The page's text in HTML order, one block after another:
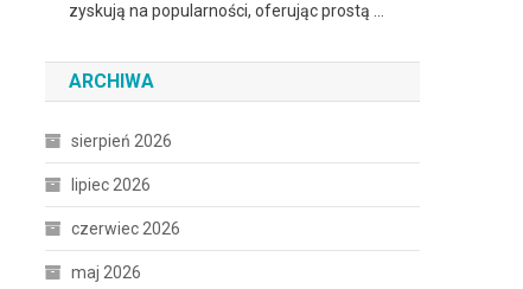
zyskują na popularności, oferując prostą …
ARCHIWA
sierpień 2026
lipiec 2026
czerwiec 2026
maj 2026